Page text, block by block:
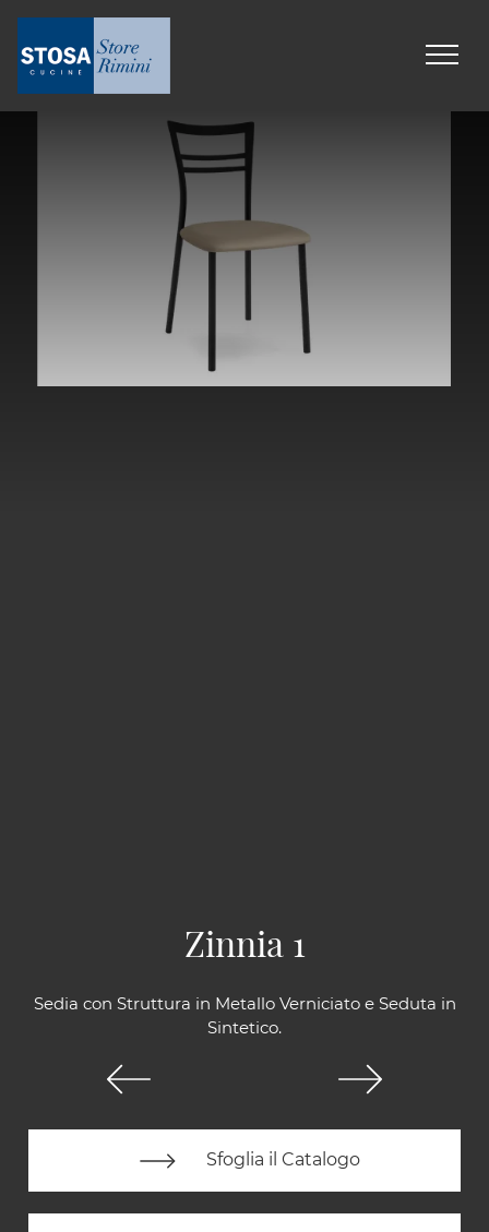
Sedia con Struttura in Metallo Verniciato e Seduta in
Sintetico.
Sfoglia il Catalogo
Zinnia 1